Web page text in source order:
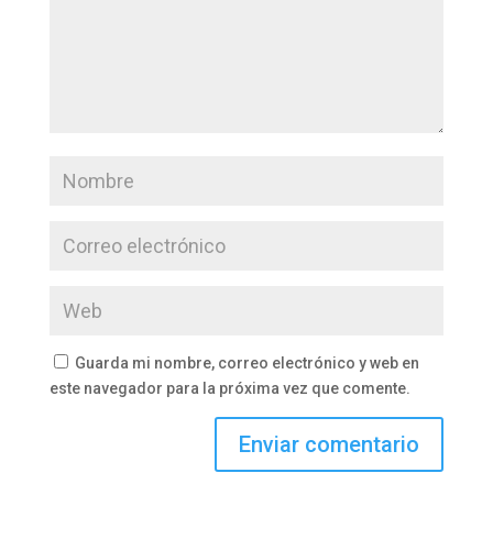
Guarda mi nombre, correo electrónico y web en
este navegador para la próxima vez que comente.